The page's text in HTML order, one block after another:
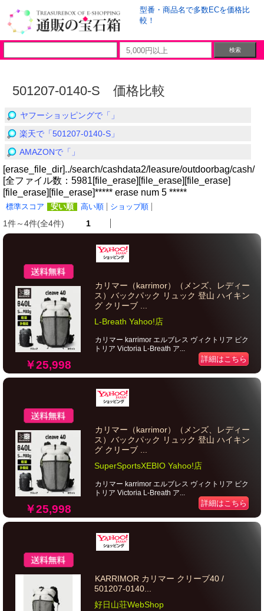
型番・商品名で多数ECを価格比
較！
501207-0140-S 価格比較
ヤフーショッピングで「」
楽天で「501207-0140-S」
AMAZONで「」
[erase_file_dir]../search/cashdata2/leasure/outdoorbag/cash/
[全ファイル数：5981[file_erase][file_erase][file_erase]
[file_erase][file_erase]***** erase num 5 *****
標準スコア 安い順 高い順 ショップ順
1件～4件(全4件) 1
￥25,998
カリマー（karrimor）（メンズ、レディー
ス）バックパック リュック 登山 ハイキン
グ クリーブ ...
L-Breath Yahoo!店
カリマー karrimor エルブレス ヴィクトリア ビク
トリア Victoria L-Breath ア...
詳細はこちら
￥25,998
カリマー（karrimor）（メンズ、レディー
ス）バックパック リュック 登山 ハイキン
グ クリーブ ...
SuperSportsXEBIO Yahoo!店
カリマー karrimor エルブレス ヴィクトリア ビク
トリア Victoria L-Breath ア...
詳細はこちら
KARRIMOR カリマー クリーブ40 /
501207-0140...
好日山荘WebShop